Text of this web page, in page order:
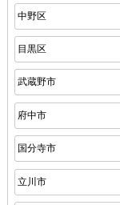
中野区
目黒区
武蔵野市
府中市
国分寺市
立川市